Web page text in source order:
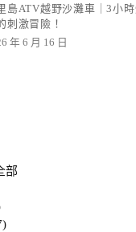
島ATV越野沙灘車｜3小
刺激冒險！
年 6 月 16 日
部